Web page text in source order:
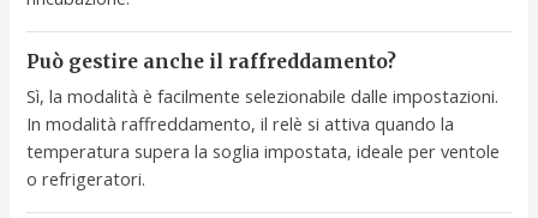
Può gestire anche il raffreddamento?
Sì, la modalità è facilmente selezionabile dalle impostazioni.
In modalità raffreddamento, il relè si attiva quando la
temperatura supera la soglia impostata, ideale per ventole
o refrigeratori.